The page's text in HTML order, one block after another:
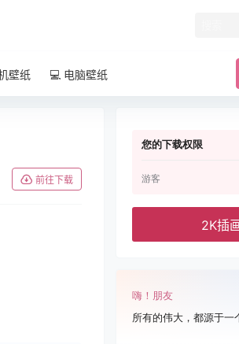
壁纸 💻 电脑壁纸
前往下载
您的下载权限
游客
2K插
嗨！朋友
所有的伟大，都源于一